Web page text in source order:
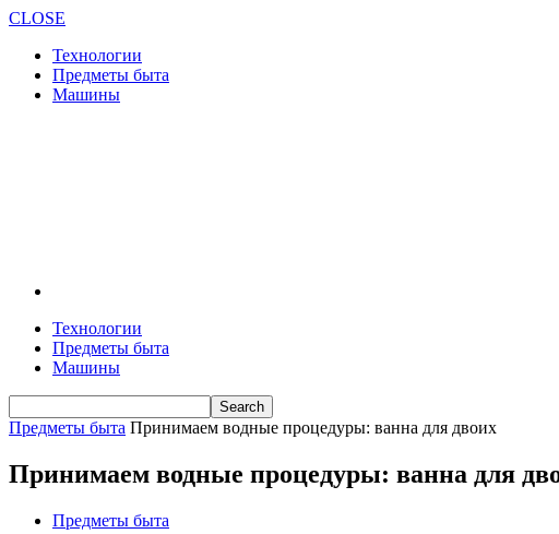
CLOSE
Технологии
Предметы быта
Машины
Технологии
Предметы быта
Машины
Предметы быта Принимаем водные процедуры: ванна для двоих
Принимаем водные процедуры: ванна для
Предметы быта